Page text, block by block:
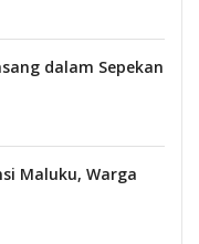
dalam Sepekan
Maluku, Warga